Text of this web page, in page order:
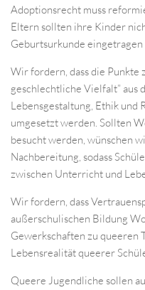
Adoptionsrecht muss
Eltern sollten ihre Kinder
Geburtsurkunde eingetragen
Wir fordern, dass die Punkte
geschlechtliche Vielfalt” aus
Lebensgestaltung, Ethik und
umgesetzt werden. Sollten
besucht werden, wünschen
Nachbereitung, sodass
zwischen Unterricht und
Wir fordern, dass
außerschulischen Bildung
Gewerkschaften zu queeren
Lebensrealität queerer
Queere Jugendliche sollen